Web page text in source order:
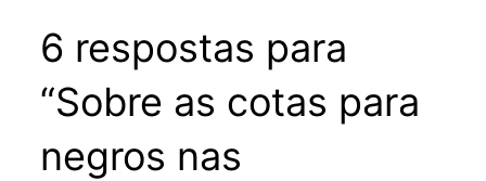
6 respostas para
“Sobre as cotas para
negros nas